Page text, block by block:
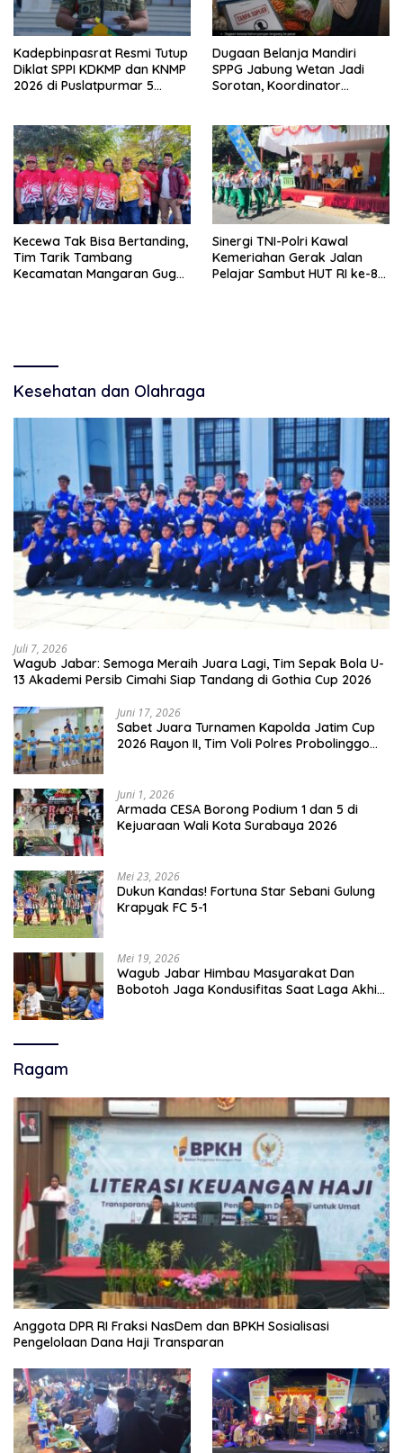
Kadepbinpasrat Resmi Tutup
Diklat SPPI KDKMP dan KNMP
2026 di Puslatpurmar 5
Dugaan Belanja Mandiri
SPPG Jabung Wetan Jadi
Sorotan, Koordinator
Kecewa Tak Bisa Bertanding,
Tim Tarik Tambang
Kecamatan Mangaran Gugur
Sinergi TNI-Polri Kawal
Kemeriahan Gerak Jalan
Pelajar Sambut HUT RI ke-81
Kesehatan dan Olahraga
Juli 7, 2026
Wagub Jabar: Semoga Meraih Juara Lagi, Tim Sepak Bola U-
13 Akademi Persib Cimahi Siap Tandang di Gothia Cup 2026
Juni 17, 2026
Sabet Juara Turnamen Kapolda Jatim Cup
2026 Rayon II, Tim Voli Polres Probolinggo
Juni 1, 2026
Armada CESA Borong Podium 1 dan 5 di
Kejuaraan Wali Kota Surabaya 2026
Mei 23, 2026
Dukun Kandas! Fortuna Star Sebani Gulung
Krapyak FC 5-1
Mei 19, 2026
Wagub Jabar Himbau Masyarakat Dan
Bobotoh Jaga Kondusifitas Saat Laga Akhir
Ragam
Anggota DPR RI Fraksi NasDem dan BPKH Sosialisasi
Pengelolaan Dana Haji Transparan